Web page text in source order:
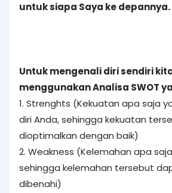
untuk siapa Saya ke depannya.
Untuk mengenali diri sendiri
menggunakan Analisa SWOT
1. Strenghts (Kekuatan apa saja
diri Anda, sehingga kekuatan
dioptimalkan dengan baik)
2. Weakness (Kelemahan apa
sehingga kelemahan tersebut
dibenahi)